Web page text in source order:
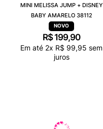
MINI MELISSA JUMP + DISNEY
BABY AMARELO 38112
R$ 199,90
Em até 2x R$ 99,95 sem
juros